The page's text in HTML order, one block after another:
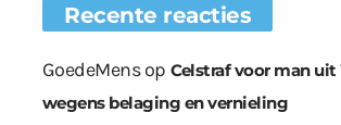
Recente reacties
GoedeMensop Celstraf voor man uit
wegens belaging en vernieling